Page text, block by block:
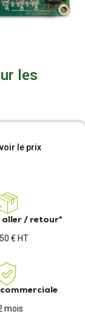
les
le prix
/ retour*
€ HT
mois